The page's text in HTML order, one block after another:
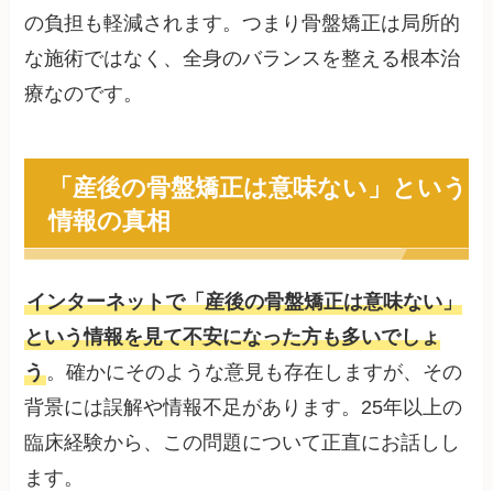
の負担も軽減されます。つまり骨盤矯正は局所的
な施術ではなく、全身のバランスを整える根本治
療なのです。
「産後の骨盤矯正は意味ない」という
情報の真相
インターネットで「産後の骨盤矯正は意味ない」
という情報を見て不安になった方も多いでしょ
う。確かにそのような意見も存在しますが、その
背景には誤解や情報不足があります。25年以上の
臨床経験から、この問題について正直にお話しし
ます。